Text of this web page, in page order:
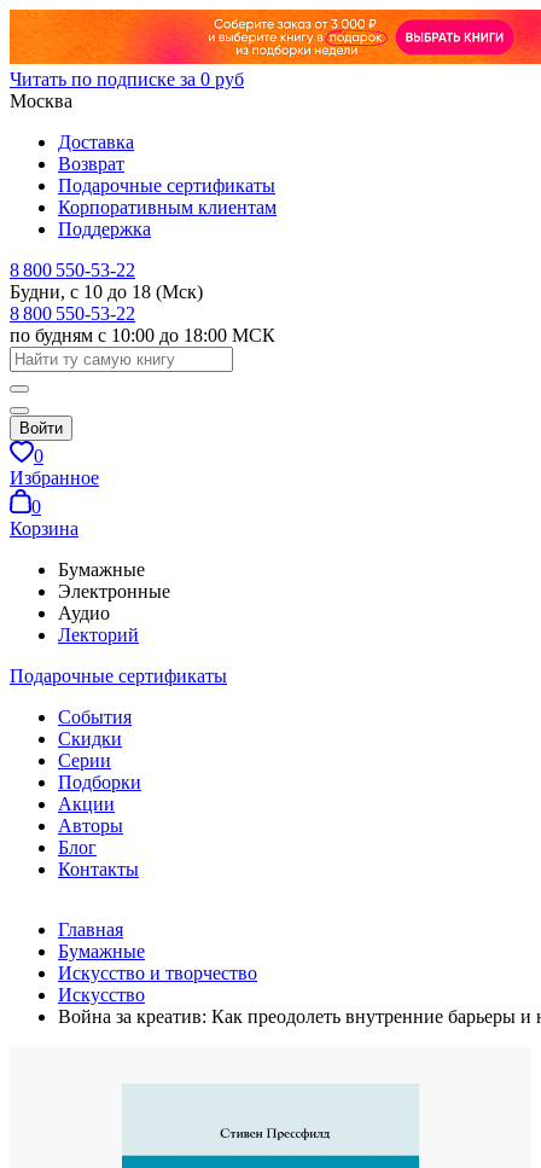
Читать по подписке за 0 руб
Москва
Доставка
Возврат
Подарочные сертификаты
Корпоративным клиентам
Поддержка
8 800 550-53-22
Будни, с 10 до 18 (Мск)
8 800 550-53-22
по будням с 10:00 до 18:00 МСК
Войти
0
Избранное
0
Корзина
Бумажные
Электронные
Аудио
Лекторий
Подарочные сертификаты
События
Скидки
Серии
Подборки
Акции
Авторы
Блог
Контакты
Главная
Бумажные
Искусство и творчество
Искусство
Война за креатив: Как преодолеть внутренние барьеры и